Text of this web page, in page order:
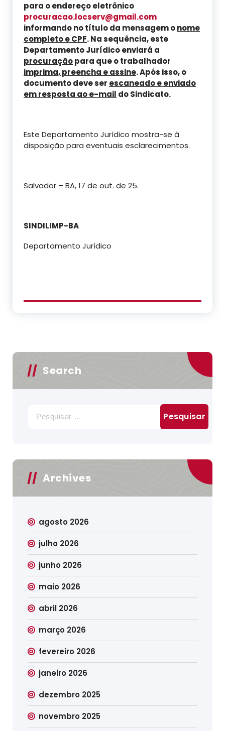
para o endereço eletrônico
procuracao.locserv@gmail.com
informando no título da mensagem onome
completo e CPF. Na sequência, este
Departamento Jurídico enviará a
procuraçãopara que o trabalhador
imprima, preencha e assine. Após isso, o
documento deve ser escaneado e enviado
em resposta ao e-mail do Sindicato.
Este Departamento Jurídico mostra-se à
disposição para eventuais esclarecimentos.
Salvador – BA, 17 de out. de 25.
SINDILIMP-BA
Departamento Jurídico
Search
por:
Archives
agosto 2026
julho 2026
junho 2026
maio 2026
abril 2026
março 2026
fevereiro 2026
janeiro 2026
dezembro 2025
novembro 2025